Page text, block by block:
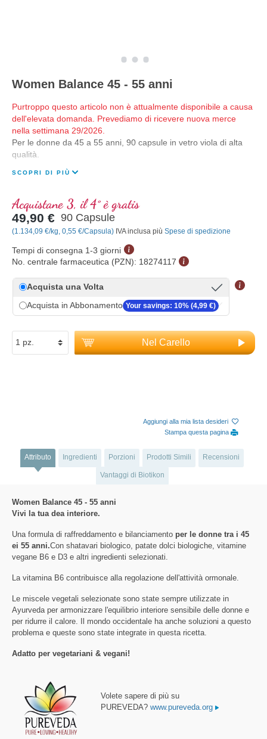
Women Balance 45 - 55 anni
Purtroppo questo articolo non è attualmente disponibile a causa
dell'elevata domanda. Prevediamo di ricevere nuova merce
nella settimana 29/2026.
Per le donne da 45 a 55 anni, 90 capsule in vetro viola di alta
qualità.
SCOPRI DI PIÙ
Acquistane 3, il 4° è gratis
49,90 € 90 Capsule
(1.134,09 €/kg, 0,55 €/Capsula) IVA inclusa più Spese di spedizione
Tempi di consegna 1-3 giorni
No. centrale farmaceutica (PZN): 18274117
Acquista una Volta
Acquista in Abbonamento Your savings: 10% (4,99 €)
Nel Carello
Aggiungi alla mia lista desideri
Stampa questa pagina
Attributo Ingredienti Porzioni Prodotti Simili Recensioni
Vantaggi di Biotikon
Women Balance 45 - 55 anni
Vivi la tua dea interiore.
Una formula di raffreddamento e bilanciamento per le donne tra i 45
ei 55 anni.Con shatavari biologico, patate dolci biologiche, vitamine
vegane B6 e D3 e altri ingredienti selezionati.
La vitamina B6 contribuisce alla regolazione dell'attività ormonale.
Le miscele vegetali selezionate sono state sempre utilizzate in
Ayurveda per armonizzare l'equilibrio interiore sensibile delle donne e
per ridurre il calore. Il mondo occidentale ha anche soluzioni a questo
problema e queste sono state integrate in questa ricetta.
Adatto per vegetariani & vegani!
Volete sapere di più su
PUREVEDA? www.pureveda.org